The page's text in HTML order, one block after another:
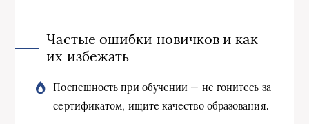
Частые ошибки новичков и как
их избежать
Поспешность при обучении — не гонитесь за
сертификатом, ищите качество образования.